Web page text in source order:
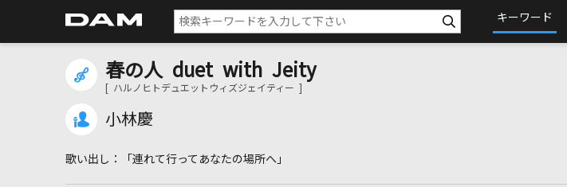
キーワード
春の人 duet with Jeity
[ ハルノヒトデュエットウィズジェイティー ]
小林慶
「連れて行ってあなたの場所へ」